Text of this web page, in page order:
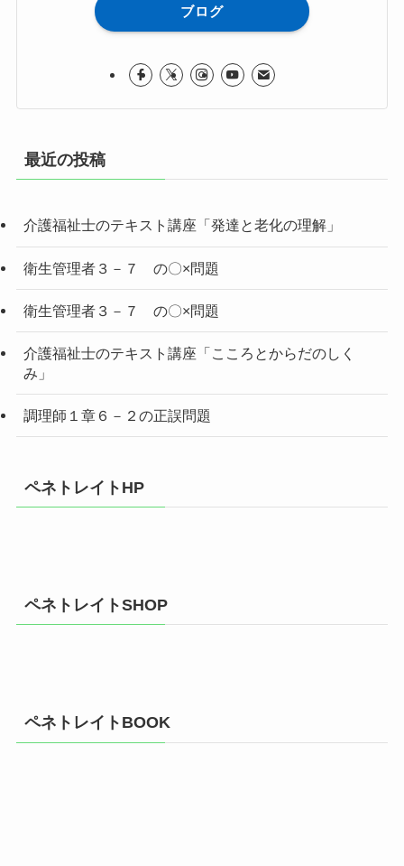
ブログ
最近の投稿
介護福祉士のテキスト講座「発達と老化の理解」
衛生管理者３－７ の〇×問題
衛生管理者３－７ の〇×問題
介護福祉士のテキスト講座「こころとからだのしく
み」
調理師１章６－２の正誤問題
ペネトレイトHP
ペネトレイトSHOP
ペネトレイトBOOK